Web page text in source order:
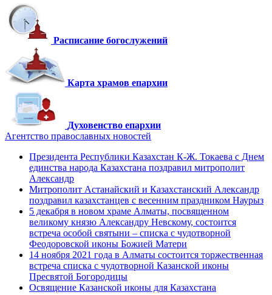
Расписание богослужений
Карта храмов епархии
Духовенство епархии
Агентство православных новостей
Президента Республики Казахстан К-Ж. Токаева с Днем
единства народа Казахстана поздравил митрополит
Александр
Митрополит Астанайский и Казахстанский Александр
поздравил казахстанцев с весенним праздником Наурыз
5 декабря в новом храме Алматы, посвященном
великому князю Александру Невскому, состоится
встреча особой святыни – списка с чудотворной
Феодоровской иконы Божией Матери
14 ноября 2021 года в Алматы состоится торжественная
встреча списка с чудотворной Казанской иконы
Пресвятой Богородицы
Освящение Казанской иконы для Казахстана